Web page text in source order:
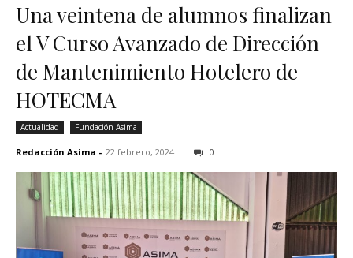
Una veintena de alumnos finalizan
el V Curso Avanzado de Dirección
de Mantenimiento Hotelero de
HOTECMA
Actualidad Fundación Asima
Redacción Asima - 22 febrero, 2024 0